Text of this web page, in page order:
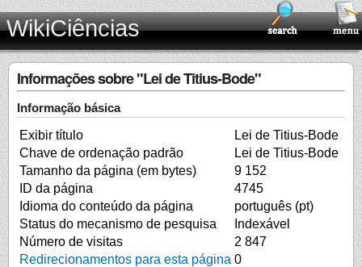
WikiCiências
Informações sobre "Lei de Titius-Bode"
Informação básica
Exibir título
Lei de Titius-Bode
Chave de ordenação padrão
Lei de Titius-Bode
Tamanho da página (em bytes)
9 152
ID da página
4745
Idioma do conteúdo da página
português (pt)
Status do mecanismo de pesquisa
Indexável
Número de visitas
2 847
Redirecionamentos para esta página 0